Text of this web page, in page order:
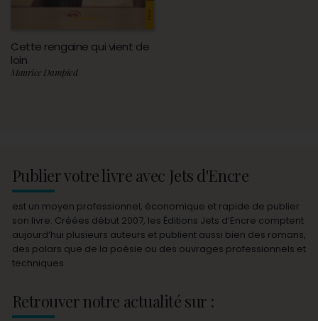
Cette rengaine qui vient de
loin
Maurice Dampied
Publier votre livre avec Jets d'Encre
est un moyen professionnel, économique et rapide de publier
son livre. Créées début 2007, les Éditions Jets d’Encre comptent
aujourd’hui plusieurs auteurs et publient aussi bien des romans,
des polars que de la poésie ou des ouvrages professionnels et
techniques.
Retrouver notre actualité sur :